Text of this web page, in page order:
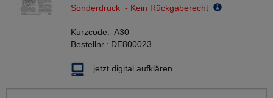
Sonderdruck - Kein Rückgaberecht
Kurzcode: A30
Bestellnr.: DE800023
jetzt digital aufklären